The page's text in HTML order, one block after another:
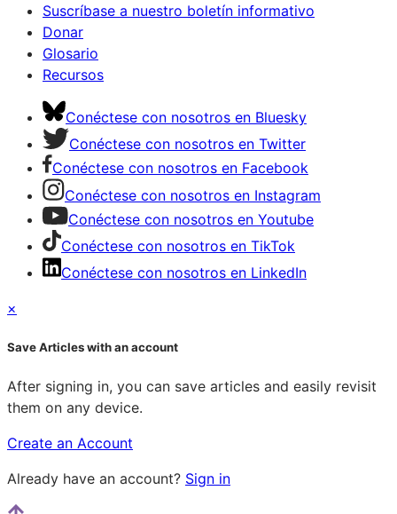
Suscríbase a nuestro boletín informativo
Donar
Glosario
Recursos
Conéctese con nosotros en Bluesky
Conéctese con nosotros en Twitter
Conéctese con nosotros en Facebook
Conéctese con nosotros en Instagram
Conéctese con nosotros en Youtube
Conéctese con nosotros en TikTok
Conéctese con nosotros en LinkedIn
×
Save Articles with an account
After signing in, you can save articles and easily revisit
them on any device.
Create an Account
Already have an account? Sign in